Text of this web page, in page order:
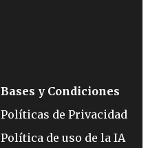
Bases y Condiciones
Políticas de Privacidad
Política de uso de la IA